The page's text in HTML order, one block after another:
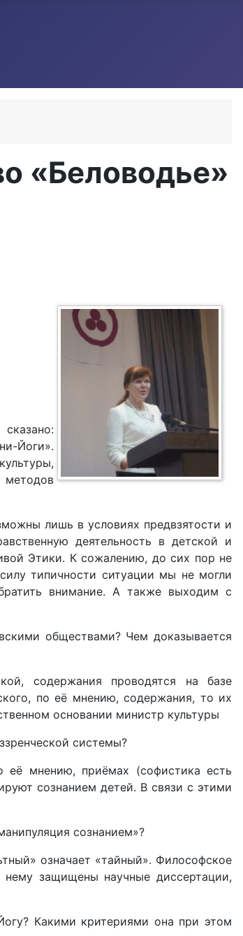
«Беловодье»
сказано:
Йоги».
лишь в условиях предвзятости и
деятельность в детской и
Этики. К сожалению, до сих пор не
типичности ситуации мы не могли
внимание. А также выходим с
обществами? Чем доказывается
содержания проводятся на базе
по её мнению, содержания, то их
основании министр культуры
системы?
её мнению, приёмах (софистика есть
сознанием детей. В связи с этими
сознанием»?
означает «тайный». Философское
защищены научные диссертации,
Какими критериями она при этом